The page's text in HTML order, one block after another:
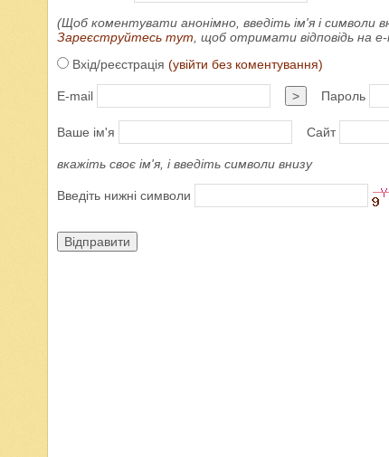
(Щоб коментувати анонімно, введіть ім'я і символи
Зареєструйтесь тут, щоб отримати відповідь на
Вхід/реєстрація (увійти без коментування)
E-mail > Пароль
Ваше ім'я Сайт
вкажіть своє ім'я, і введіть символи внизу
Введіть нижні символи
Відправити